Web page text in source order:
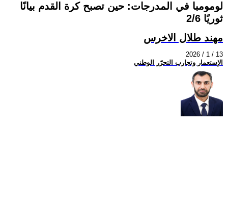
لومومبا في المدرجات: حين تصبح كرة القدم بيانًا
ثوريًا 2/6
مهند طلال الاخرس
2026 / 1 / 13
الإستعمار وتجارب التحرّر الوطني